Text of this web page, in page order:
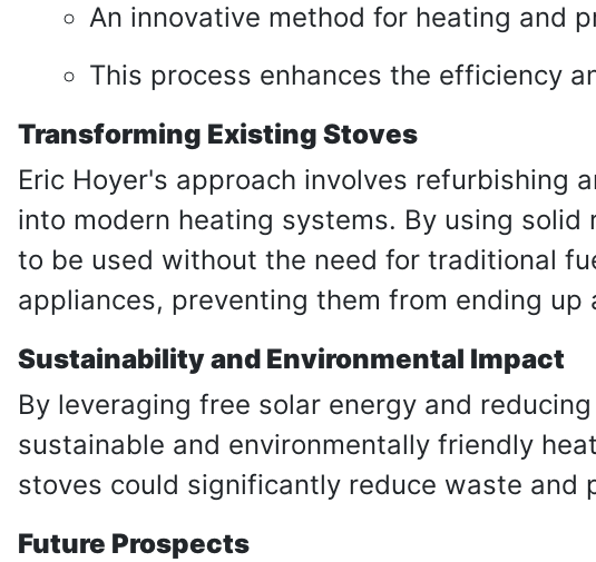
An innovative method for heating and
This process enhances the efficiency
Transforming Existing Stoves
Eric Hoyer's approach involves refurbishing
into modern heating systems. By using
to be used without the need for traditional
appliances, preventing them from ending
Sustainability and Environmental Impact
By leveraging free solar energy and
sustainable and environmentally friendly
stoves could significantly reduce waste and
Future Prospects